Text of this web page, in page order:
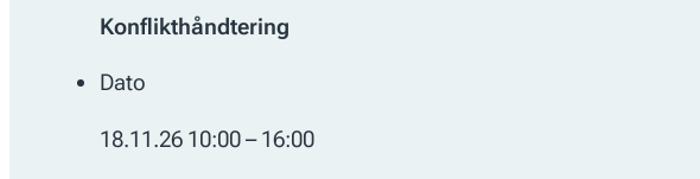
Konflikthåndtering
Dato
18.11.26 10:00 – 16:00